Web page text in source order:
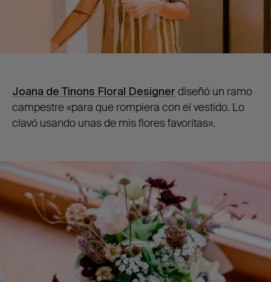
Joana de Tinons Floral Designer diseñó un ramo
campestre «para que rompiera con el vestido. Lo
clavó usando unas de mis flores favoritas».